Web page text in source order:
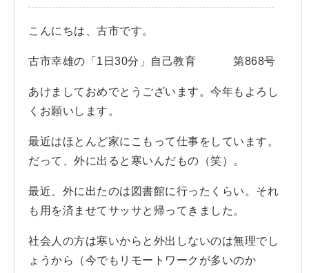
こんにちは、古市です。
古市幸雄の「1日30分」自己教育 第868号
あけましておめでとうございます。今年もよろし
くお願いします。
最近はほとんど家にこもって仕事をしています。
だって、外に出ると寒いんだもの（笑）。
最近、外に出たのは図書館に行ったくらい。それ
も用を済ませてサッサと帰ってきました。
社会人の方は寒いからと外出しないのは無理でし
ょうから（今でもリモートワークが多いのか